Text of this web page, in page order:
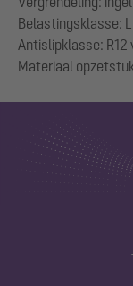
Belastingsklasse: L
Antislipklasse: R12